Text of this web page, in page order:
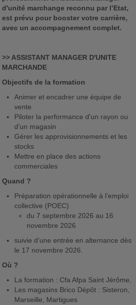
d'unité marchange reconnu par l’Etat,
est prévu pour booster votre carrière,
avec un accompagnement complet.
>> ASSISTANT MANAGER D'UNITE
MARCHANDE
Objectifs de la formation
Animer et encadrer une équipe de
vente
Piloter la performance d'un rayon ou
d'un magasin
Gérer les approvisionnements et les
stocks
Mettre en place des actions
commerciales
Quand ?
Préparation opérationnelle à l’emploi
collective (POEC)
du 7 septembre 2026 au 16
novembre 2026
suivie d’une entrée en alternance dès
le 17 novembre 2026.
Où ?
La formation : Cfa Afpa Saint Jérôme,
Les magasins Brico Dépôt : Sisteron,
Marseille, Martigues